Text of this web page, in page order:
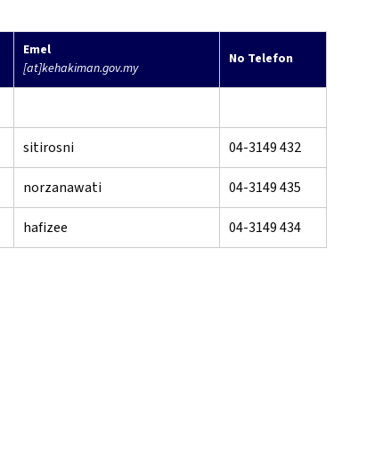
Emel
[at]kehakiman.gov.my
No Telefon
sitirosni 04-3149 432
norzanawati 04-3149 435
hafizee 04-3149 434